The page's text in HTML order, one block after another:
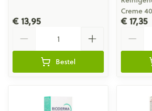
€ 13,95
Bestel
Creme
€ 17,35